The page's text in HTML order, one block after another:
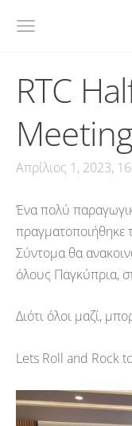
RTC
Απρίλιος 1, 2023,
Ένα πολύ
πραγματοποιήθηκε
Σύντομα θα
όλους Παγκύπρια,
Διότι όλοι μαζί,
Lets Roll and Rock